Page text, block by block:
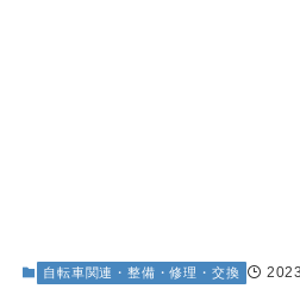
自転車関連・整備・修理・交換